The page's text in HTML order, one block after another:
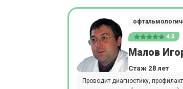
4.5
Малов
Стаж 28 лет
Проводит диагностику,